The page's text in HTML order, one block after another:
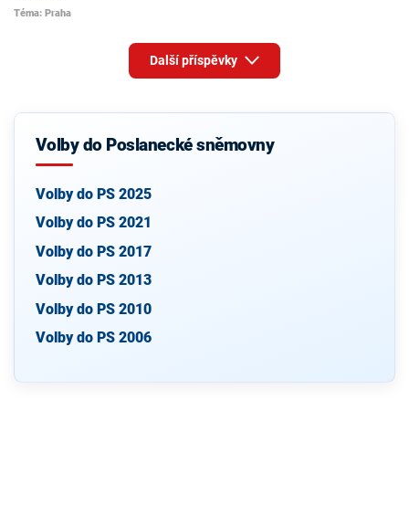
Téma: Praha
Další příspěvky
Volby do Poslanecké sněmovny
Volby do PS 2025
Volby do PS 2021
Volby do PS 2017
Volby do PS 2013
Volby do PS 2010
Volby do PS 2006